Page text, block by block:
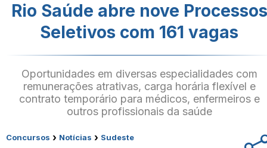
Rio Saúde abre nove Processos
Seletivos com 161 vagas
Oportunidades em diversas especialidades com
remunerações atrativas, carga horária flexível e
contrato temporário para médicos, enfermeiros e
outros profissionais da saúde
Concursos › Notícias › Sudeste